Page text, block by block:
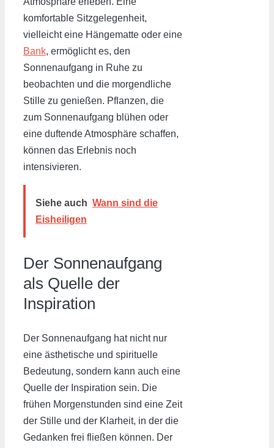
komfortable Sitzgelegenheit,
vielleicht eine Hängematte oder eine
Bank, ermöglicht es, den
Sonnenaufgang in Ruhe zu
beobachten und die morgendliche
Stille zu genießen. Pflanzen, die
zum Sonnenaufgang blühen oder
eine duftende Atmosphäre schaffen,
können das Erlebnis noch
intensivieren.
Siehe auch Wann sind die
Eisheiligen
Der Sonnenaufgang
als Quelle der
Inspiration
Der Sonnenaufgang hat nicht nur
eine ästhetische und spirituelle
Bedeutung, sondern kann auch eine
Quelle der Inspiration sein. Die
frühen Morgenstunden sind eine Zeit
der Stille und der Klarheit, in der die
Gedanken frei fließen können. Der